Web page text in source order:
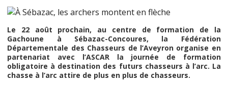
Le 22 août prochain, au centre de formation de la
Gachoune à Sébazac-Concoures, la Fédération
Départementale des Chasseurs de l’Aveyron organise en
partenariat avec l’ASCAR la journée de formation
obligatoire à destination des futurs chasseurs à l’arc. La
chasse à l’arc attire de plus en plus de chasseurs.